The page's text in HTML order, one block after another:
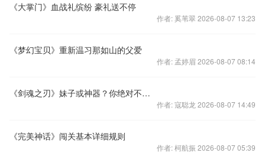
《大掌门》血战礼缤纷 豪礼送不停
作者: 奚苇翠 2026-08-07 13:23
《梦幻宝贝》重新温习那如山的父爱
作者: 孟婷眉 2026-08-07 08:14
《剑魂之刃》妹子或神器？你绝对不能错过的精华
作者: 寇聪龙 2026-08-07 14:49
《完美神话》闯关基本详细规则
作者: 柯航振 2026-08-07 05:39